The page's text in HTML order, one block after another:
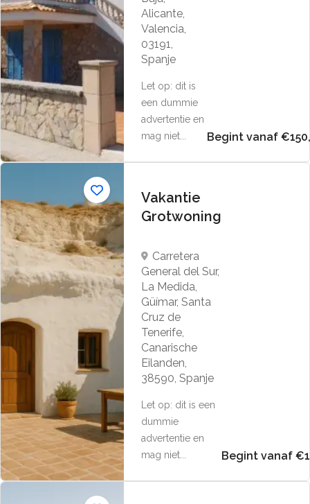
Alicante,
Valencia,
03191,
Spanje
Let op: dit is
een dummie
advertentie en
mag niet...
Begint vanaf
Vakantie
Grotwoning
Carretera
General del Sur,
La Medida,
Güímar, Santa
Cruz de
Tenerife,
Canarische
Eilanden,
38590, Spanje
Let op: dit is een
dummie
advertentie en
mag niet...
Begint vanaf